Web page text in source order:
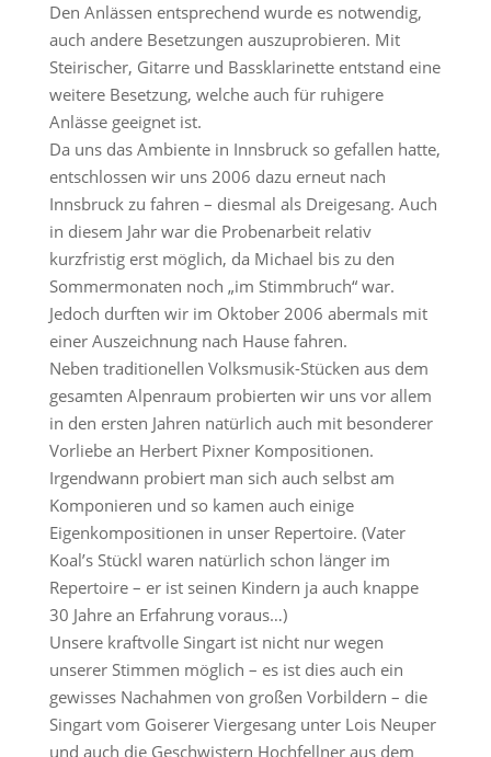
Den Anlässen entsprechend wurde es notwendig,
auch andere Besetzungen auszuprobieren. Mit
Steirischer, Gitarre und Bassklarinette entstand eine
weitere Besetzung, welche auch für ruhigere
Anlässe geeignet ist.
Da uns das Ambiente in Innsbruck so gefallen hatte,
entschlossen wir uns 2006 dazu erneut nach
Innsbruck zu fahren – diesmal als Dreigesang. Auch
in diesem Jahr war die Probenarbeit relativ
kurzfristig erst möglich, da Michael bis zu den
Sommermonaten noch „im Stimmbruch“ war.
Jedoch durften wir im Oktober 2006 abermals mit
einer Auszeichnung nach Hause fahren.
Neben traditionellen Volksmusik-Stücken aus dem
gesamten Alpenraum probierten wir uns vor allem
in den ersten Jahren natürlich auch mit besonderer
Vorliebe an Herbert Pixner Kompositionen.
Irgendwann probiert man sich auch selbst am
Komponieren und so kamen auch einige
Eigenkompositionen in unser Repertoire. (Vater
Koal’s Stückl waren natürlich schon länger im
Repertoire – er ist seinen Kindern ja auch knappe
30 Jahre an Erfahrung voraus…)
Unsere kraftvolle Singart ist nicht nur wegen
unserer Stimmen möglich – es ist dies auch ein
gewisses Nachahmen von großen Vorbildern – die
Singart vom Goiserer Viergesang unter Lois Neuper
und auch die Geschwistern Hochfellner aus dem